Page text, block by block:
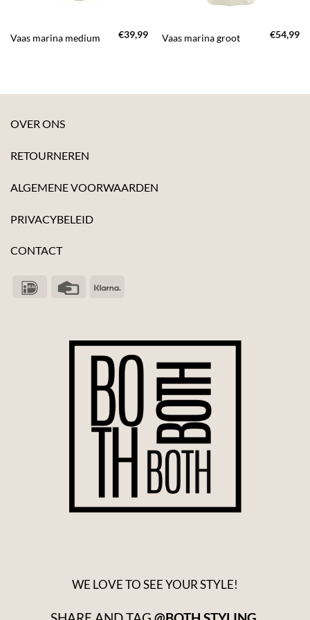
Vaas marina medium €39,99 Vaas marina groot €54,99
OVER ONS
RETOURNEREN
ALGEMENE VOORWAARDEN
PRIVACYBELEID
CONTACT
WE LOVE TO SEE YOUR STYLE!